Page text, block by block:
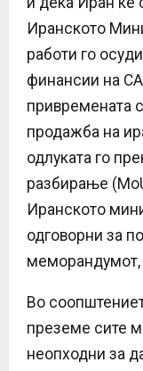
Иранското
работи го
финансии на
привремената
продажба на
одлуката го
разбирање
Иранското
одговорни за
меморандумот,
Во
преземе сите
неопходни за